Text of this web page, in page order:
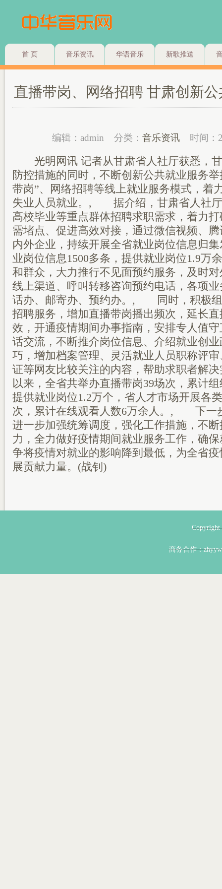
首 页 音乐资讯 华语音乐 新歌推送
直播带岗、网络招聘 甘肃创新
编辑：admin 分类： 音乐资讯 时间：
光明网讯 记者从甘肃省人社厅获悉，甘
防控措施的同时，不断创新公共就业服务
带岗”、网络招聘等线上就业服务模式，着
失业人员就业。, 据介绍，甘肃省人社厅
高校毕业等重点群体招聘求职需求，着力
需堵点、促进高效对接，通过微信视频、
内外企业，持续开展全省就业岗位信息归
业岗位信息1500多条，提供就业岗位1.9万
和群众，大力推行不见面预约服务，及时
线上渠道、呼叫转移咨询预约电话，各项
话办、邮寄办、预约办。, 同时，积极组
招聘服务，增加直播带岗播出频次，延长
效，开通疫情期间办事指南，安排专人值
话交流，不断推介岗位信息、介绍就业创
巧，增加档案管理、灵活就业人员职称评
证等网友比较关注的内容，帮助求职者解
以来，全省共举办直播带岗39场次，累计
提供就业岗位1.2万个，省人才市场开展各
次，累计在线观看人数6万余人。, 下一
进一步加强统筹调度，强化工作措施，不
力，全力做好疫情期间就业服务工作，确
争将疫情对就业的影响降到最低，为全省
展贡献力量。(战钊)
商务合作：